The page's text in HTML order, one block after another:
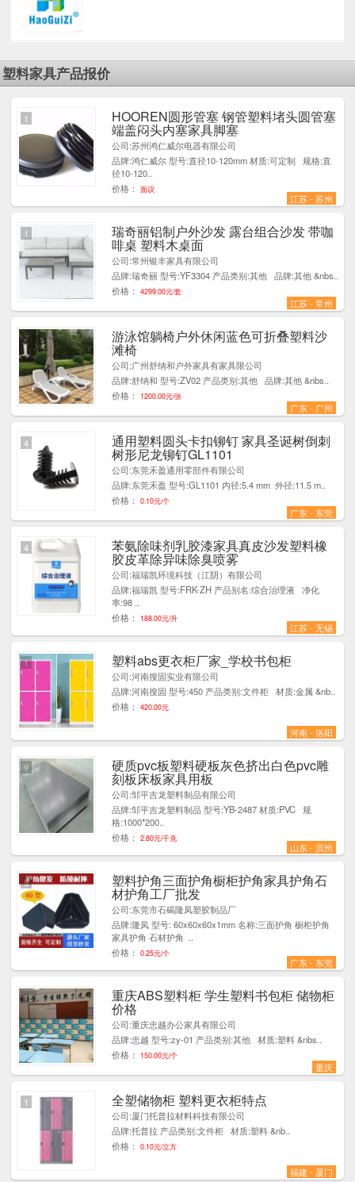
塑料家具产品报价
HOOREN圆形管塞 钢管塑料堵头圆管塞
端盖闷头内塞家具脚塞
公司:苏州鸿仁威尔电器有限公司
品牌:鸿仁威尔 型号:直径10-120mm 材质:可定制 规格:直
径10-120..
价格：
面议
江苏 - 苏州
1
瑞奇丽铝制户外沙发 露台组合沙发 带咖
啡桌 塑料木桌面
公司:常州银丰家具有限公司
品牌:瑞奇丽 型号:YF3304 产品类别:其他 品牌:其他 &nbs..
价格：
4299.00元/套
江苏 - 常州
1
游泳馆躺椅户外休闲蓝色可折叠塑料沙
滩椅
公司:广州舒纳和户外家具有家具限公司
品牌:舒纳和 型号:ZV02 产品类别:其他 品牌:其他 &nbs..
价格：
1200.00元/张
广东 - 广州
7
通用塑料圆头卡扣铆钉 家具圣诞树倒刺
树形尼龙铆钉GL1101
公司:东莞禾盈通用零部件有限公司
品牌:东莞禾盈 型号:GL1101 内径:5.4 mm 外径:11.5 m..
价格：
0.10元/个
广东 - 东莞
4
苯氨除味剂乳胶漆家具真皮沙发塑料橡
胶皮革除异味除臭喷雾
公司:福瑞凯环境科技（江阴）有限公司
品牌:福瑞凯 型号:FRK-ZH 产品别名:综合治理液 净化
率:98 ..
价格：
188.00元/升
江苏 - 无锡
4
塑料abs更衣柜厂家_学校书包柜
公司:河南搜固实业有限公司
品牌:河南搜固 型号:450 产品类别:文件柜 材质:金属 &nb..
价格：
420.00元
河南 - 洛阳
1
硬质pvc板塑料硬板灰色挤出白色pvc雕
刻板床板家具用板
公司:邹平吉龙塑料制品有限公司
品牌:邹平吉龙塑料制品 型号:YB-2487 材质:PVC 规
格:1000*200..
价格：
2.80元/千克
山东 - 滨州
9
塑料护角三面护角橱柜护角家具护角石
材护角工厂批发
公司:东莞市石碣隆凤塑胶制品厂
品牌:隆凤 型号: 60x60x60x1mm 名称:三面护角 橱柜护角
家具护角 石材护角 ..
价格：
0.25元/个
广东 - 东莞
5
重庆ABS塑料柜 学生塑料书包柜 储物柜
价格
公司:重庆忠越办公家具有限公司
品牌:忠越 型号:zy-01 产品类别:其他 材质:塑料 &nbs..
价格：
150.00元/个
重庆
15
全塑储物柜 塑料更衣柜特点
公司:厦门托普拉材料科技有限公司
品牌:托普拉 产品类别:文件柜 材质:塑料 &nb..
价格：
0.10元/立方
福建 - 厦门
1